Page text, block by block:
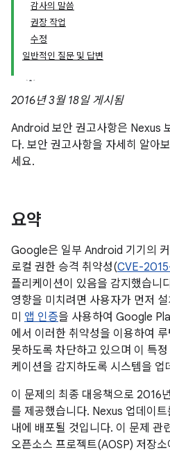
감사의 말씀
권장 작업
수정
일반적인 질문 및 답변
2016년 3월 18일 게시됨
Android 보안 권고사항은 Nexus
다. 보안 권고사항을 자세히 알아
세요.
요약
Google은 일부 Android 기기의
로컬 권한 승격 취약성(CVE-
플리케이션이 있음을 감지했습니
영향을 미치려면 사용자가 먼저
미 앱 인증을 사용하여 Google
에서 이러한 취약성을 이용하여
못하도록 차단하고 있으며 이 특
케이션을 감지하도록 시스템을 업
이 문제의 최종 대응책으로 2016
를 제공했습니다. Nexus 업데이트
내에 배포될 것입니다. 이 문제 관
오픈소스 프로젝트(AOSP) 저장